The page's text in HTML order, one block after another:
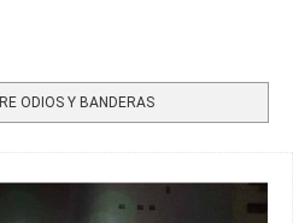
ODIOS Y BANDERAS